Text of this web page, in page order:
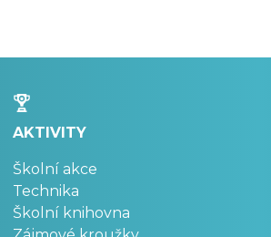
AKTIVITY
Školní akce
Technika
Školní knihovna